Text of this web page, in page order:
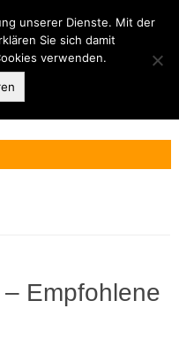
Online
und sparen!
Inhalt springen
Empfohlene
unserer Dienste. Mit der
Sie sich damit
verwenden.